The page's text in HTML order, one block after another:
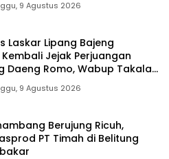
9 Agustus 2026
Laskar Lipang Bajeng
Jejak Perjuangan
Daeng Romo, Wabup Takalar:
Sejarah Adalah
Tak Ternilai”.
9 Agustus 2026
Berujung Ricuh,
PT Timah di Belitung